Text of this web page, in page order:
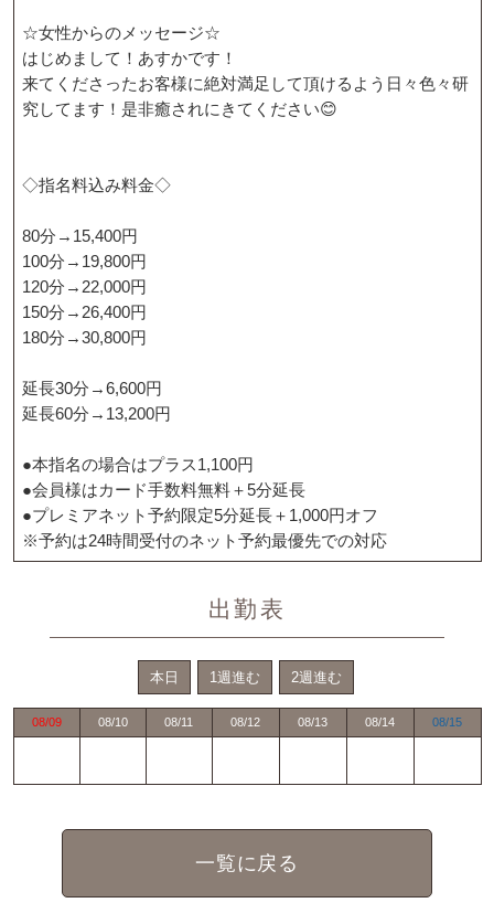
☆女性からのメッセージ☆
はじめまして！あすかです！
来てくださったお客様に絶対満足して頂けるよう日々色々研
究してます！是非癒されにきてください😊
◇指名料込み料金◇
80分→15,400円
100分→19,800円
120分→22,000円
150分→26,400円
180分→30,800円
延長30分→6,600円
延長60分→13,200円
●本指名の場合はプラス1,100円
●会員様はカード手数料無料＋5分延長
●プレミアネット予約限定5分延長＋1,000円オフ
※予約は24時間受付のネット予約最優先での対応
出勤表
本日 1週進む 2週進む
08/09 08/10 08/11 08/12 08/13 08/14 08/15
一覧に戻る